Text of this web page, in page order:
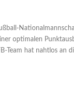
optimalen
Team hat nahtlos an